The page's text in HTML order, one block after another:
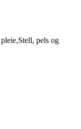
pels og